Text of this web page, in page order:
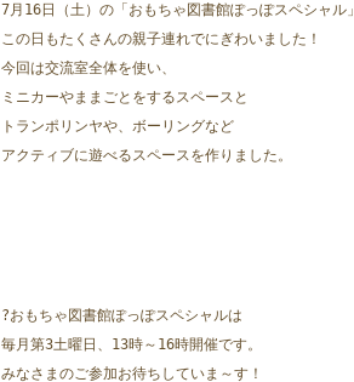
7月16日（土）の「おもちゃ図書館ぽっぽスペシャル」
この日もたくさんの親子連れでにぎわいました！
今回は交流室全体を使い、
ミニカーやままごとをするスペースと
トランポリンヤや、ボーリングなど
アクティブに遊べるスペースを作りました。
?おもちゃ図書館ぽっぽスペシャルは
毎月第3土曜日、13時～16時開催です。
みなさまのご参加お待ちしていま～す！